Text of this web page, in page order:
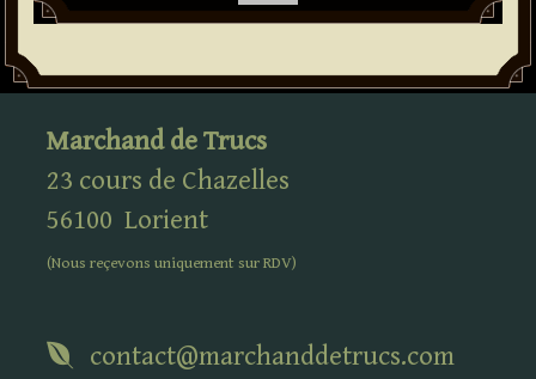
Marchand de Trucs
23 cours de Chazelles
56100 Lorient
(Nous reçevons uniquement surRDV)
contact@marchanddetrucs.com